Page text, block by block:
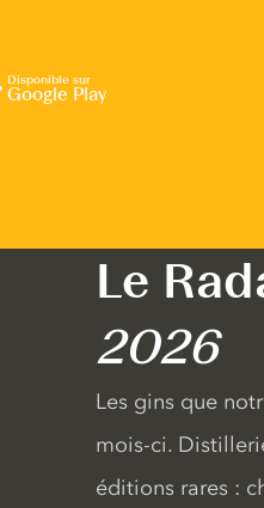
Disponible sur
Google Play
Le
2026
Les gins que
mois-ci.
éditions rares :